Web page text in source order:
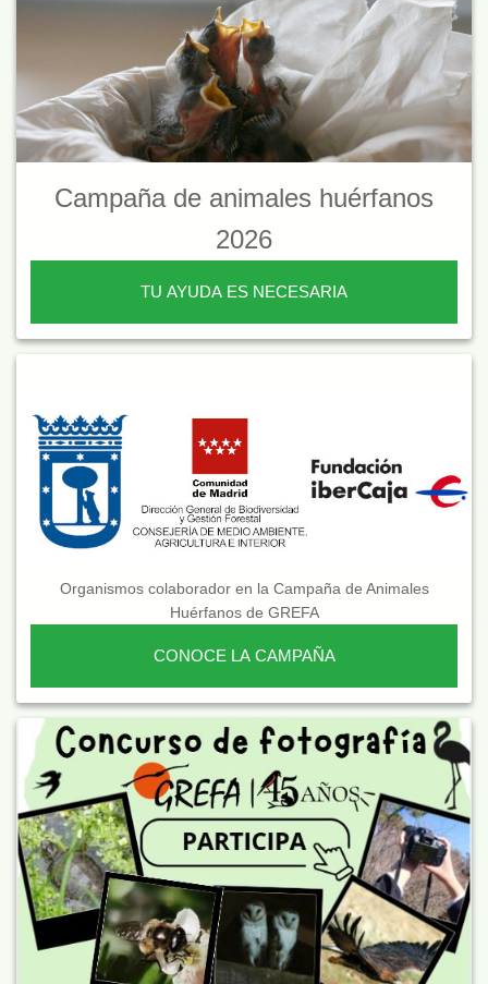
Campaña de animales huérfanos
2026
TU AYUDA ES NECESARIA
Organismos colaborador en la Campaña de Animales
Huérfanos de GREFA
CONOCE LA CAMPAÑA